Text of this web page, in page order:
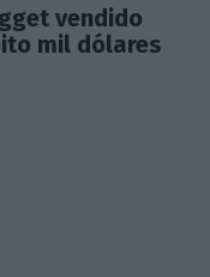
vendido
mil dólares